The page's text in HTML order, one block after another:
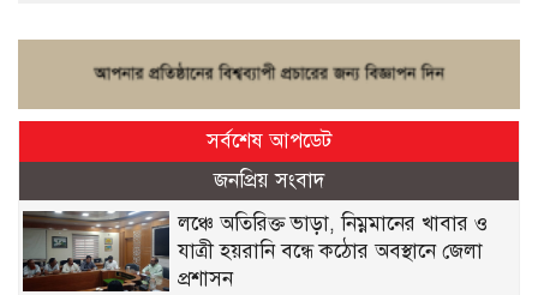
সর্বশেষ আপডেট
জনপ্রিয় সংবাদ
লঞ্চে অতিরিক্ত ভাড়া, নিম্নমানের খাবার ও
যাত্রী হয়রানি বন্ধে কঠোর অবস্থানে জেলা
প্রশাসন